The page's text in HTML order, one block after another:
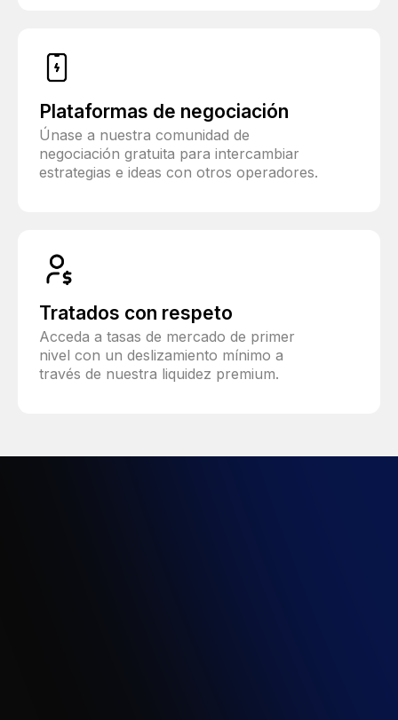
Plataformas de negociación
Únase a nuestra comunidad de
negociación gratuita para intercambiar
estrategias e ideas con otros operadores.
Tratados con respeto
Acceda a tasas de mercado de primer
nivel con un deslizamiento mínimo a
través de nuestra liquidez premium.